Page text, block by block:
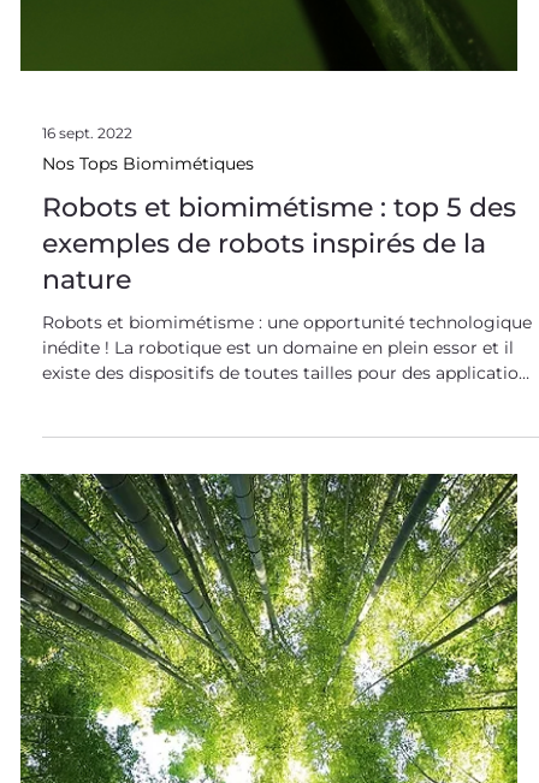
16 sept. 2022
Nos Tops Biomimétiques
Robots et biomimétisme : top 5 des
exemples de robots inspirés de la
nature
inédite ! La robotique est un domaine en plein essor et il
et secteurs variés. Industries, médecine et domestique... :
s'inspirer du vivant est une évidence, tant on peut profiter
des principes biologiques en matière de capteurs, de
stratégies de locomotion et d'accroche, de structures et de
fonctionnalités. Top 5 des exemples de robots bio-inspirés !
Robot 1